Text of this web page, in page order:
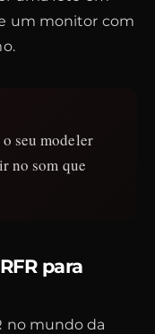
um monitor com
seu modeler
no som que
para
no mundo da